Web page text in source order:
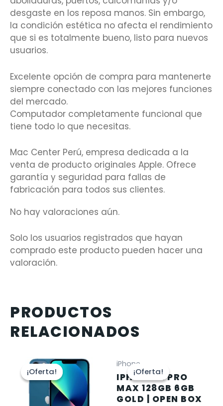
desgaste en los reposa manos. Sin embargo,
la condición estética no afecta el rendimiento
que si es totalmente bueno, listo para nuevos
usuarios.
Excelente opción de compra para mantenerte
siempre conectado con las mejores funciones
del mercado.
Computador completamente funcional que
tiene todo lo que necesitas.
Mac Center Perú, empresa dedicada a la
venta de producto originales Apple. Ofrece
garantía y seguridad para fallas de
fabricación para todos sus clientes.
No hay valoraciones aún.
Solo los usuarios registrados que hayan
comprado este producto pueden hacer una
valoración.
PRODUCTOS
RELACIONADOS
¡Oferta!
¡Oferta! ¡Oferta!
¡Oferta!
iPhone
IPHONE 12 PRO
MAX 128GB 6GB
GOLD | OPEN BOX